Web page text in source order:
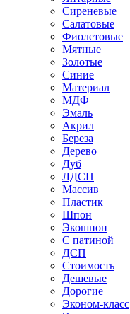
Сиреневые
Салатовые
Фиолетовые
Мятные
Золотые
Синие
Материал
МДФ
Эмаль
Акрил
Береза
Дерево
Дуб
ЛДСП
Массив
Пластик
Шпон
Экошпон
С патиной
ДСП
Стоимость
Дешевые
Дорогие
Эконом-класс